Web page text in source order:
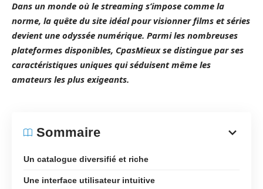
Dans un monde où le streaming s’impose comme la
norme, la quête du site idéal pour visionner films et séries
devient une odyssée numérique. Parmi les nombreuses
plateformes disponibles, CpasMieuxse distingue par ses
caractéristiques uniques qui séduisent même les
amateurs les plus exigeants.
Sommaire
Un catalogue diversifié et riche
Une interface utilisateur intuitive